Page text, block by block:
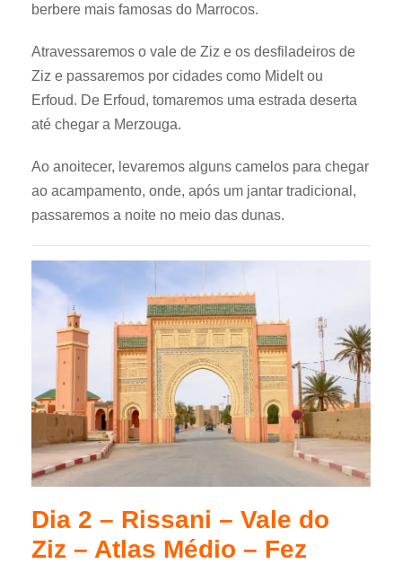
berbere mais famosas do Marrocos.
Atravessaremos o vale de Ziz e os desfiladeiros de
Ziz e passaremos por cidades como Midelt ou
Erfoud. De Erfoud, tomaremos uma estrada deserta
até chegar a Merzouga.
Ao anoitecer, levaremos alguns camelos para chegar
ao acampamento, onde, após um jantar tradicional,
passaremos a noite no meio das dunas.
Dia 2 – Rissani – Vale do
Ziz – Atlas Médio – Fez